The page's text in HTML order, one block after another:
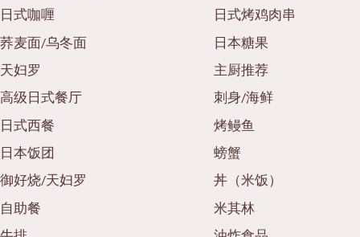
日式咖喱
日式烤鸡肉串
荞麦面/乌冬面
日本糖果
天妇罗
主厨推荐
高级日式餐厅
刺身/海鲜
日式西餐
烤鳗鱼
日本饭团
螃蟹
御好烧/天妇罗
丼（米饭）
自助餐
米其林